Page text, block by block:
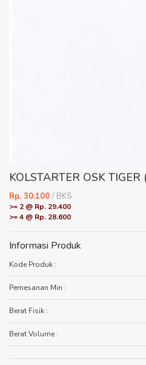
KOLSTARTER OSK TIGER
Rp. 30.100 / BKS
>= 2 @ Rp. 29.400
>= 4 @ Rp. 28.600
Informasi Produk
Kode Produk :
Pemesanan Min :
Berat Fisik :
Berat Volume :